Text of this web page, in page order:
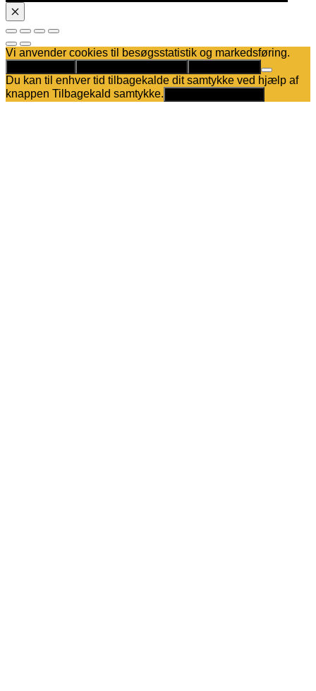
Vi anvender cookies til besøgsstatistik og markedsføring.
Du kan til enhver tid tilbagekalde dit samtykke ved hjælp af
knappen Tilbagekald samtykke.